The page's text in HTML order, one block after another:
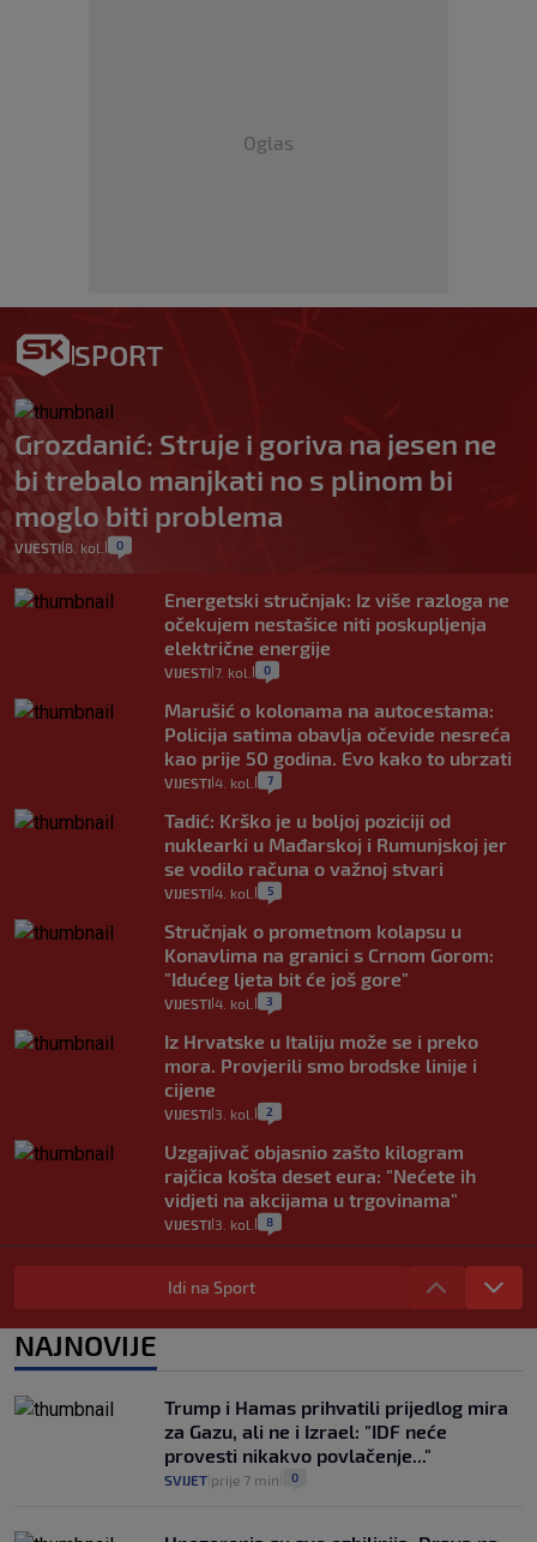
Oglas
SPORT
Grozdanić: Struje i goriva na jesen ne
bi trebalo manjkati no s plinom bi
moglo biti problema
VIJESTI| 8. kol. 0
Energetski stručnjak: Iz više razloga ne
očekujem nestašice niti poskupljenja
električne energije
VIJESTI 7. kol. 0
Marušić o kolonama na autocestama:
Policija satima obavlja očevide nesreća
kao prije 50 godina. Evo kako to ubrzati
VIJESTI 4. kol. 7
Tadić: Krško je u boljoj poziciji od
nuklearki u Mađarskoj i Rumunjskoj jer
se vodilo računa o važnoj stvari
VIJESTI 4. kol. 5
Stručnjak o prometnom kolapsu u
Konavlima na granici s Crnom Gorom:
"Idućeg ljeta bit će još gore"
VIJESTI 4. kol. 3
Iz Hrvatske u Italiju može se i preko
mora. Provjerili smo brodske linije i
cijene
VIJESTI 3. kol. 2
Uzgajivač objasnio zašto kilogram
rajčica košta deset eura: "Nećete ih
vidjeti na akcijama u trgovinama"
VIJESTI 3. kol. 8
Selidba je jedno od stresnijih iskustava.
Evo aktualnih cijena i nekoliko savjeta
0
automobilom na Hvar iz Zagreba, a
koliko iz Osijeka
2. kol. 14
Idi na Sport
NAJNOVIJE
Trump i Hamas prihvatili prijedlog mira
za Gazu, ali ne i Izrael: "IDF neće
provesti nikakvo povlačenje..."
SVIJET prije 7 min 0